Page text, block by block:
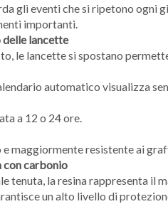
gli eventi che si ripetono
importanti.
delle lancette
le lancette si spostano
automatico visualizza
a 12 o 24 ore.
maggiormente resistente ai
con carbonio
tenuta, la resina rappresenta
un alto livello di